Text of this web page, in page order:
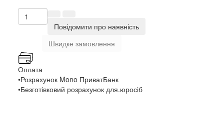
Повідомити про наявність
Швидке замовлення
Оплата
•Розрахунок Mono ПриватБанк
•Безготівковий розрахунок для.юросіб